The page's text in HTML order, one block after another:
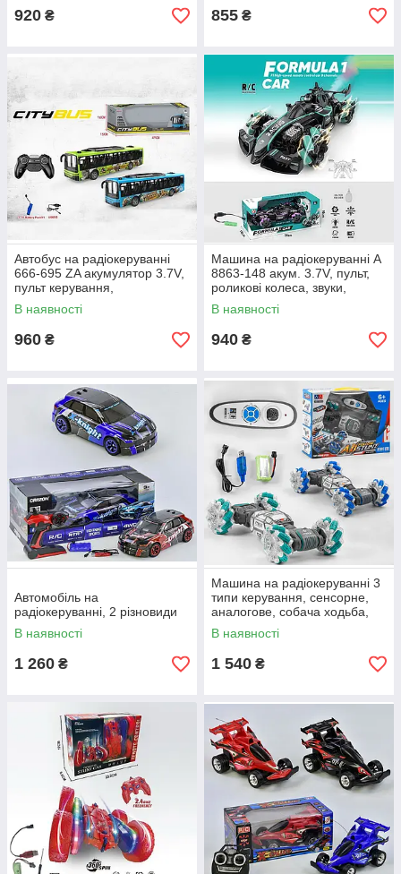
920 ₴ 855 ₴
Автобус на радіокеруванні
666-695 ZA акумулятор 3.7V,
пульт керування,
підсвічування
В наявності
960 ₴
Машина на радіокеруванні A
8863-148 акум. 3.7V, пульт,
роликові колеса, звуки,
парогенерація,
підсвічування, беззвучний
В наявності
940 ₴
Автомобіль на
радіокеруванні, 2 різновиди
В наявності
1 260 ₴
Машина на радіокеруванні 3
типи керування, сенсорне,
аналогове, собача ходьба,
підсвічування, музика
В наявності
1 540 ₴